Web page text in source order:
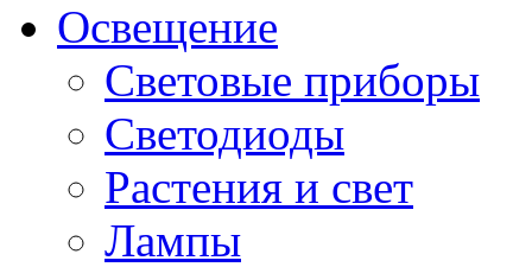
Освещение
Световые приборы
Светодиоды
Растения и свет
Лампы